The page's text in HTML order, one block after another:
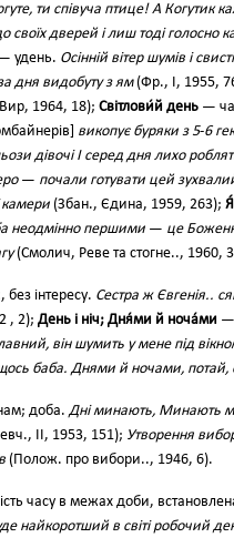
ти співуча птице! А Когутик
своїх дверей і лиш тоді голосно
удень. Осінній вітер шумів і
дня видобуту з ям(Фр., І, 1955,
1964, 18); Світлови́й день —
викопує буряки з 5-6
дівочі І серед дня лихо
— почали готувати цей
камери (Збан., Єдина, 1959, 263);
неодмінно першими — це
(Смолич, Реве та стогне.., 1960,
інтересу. Сестра ж Євгенія..
, 2); День і ніч; Дня́ми й ноча́ми —
він шумить у мене під
баба. Днями й ночами, потай,
доба.Дні минають, Минають
II, 1953, 151); Утворення
(Полож. про вибори.., 1946, 6).
часу в межах доби,
найкоротший в світі робочий